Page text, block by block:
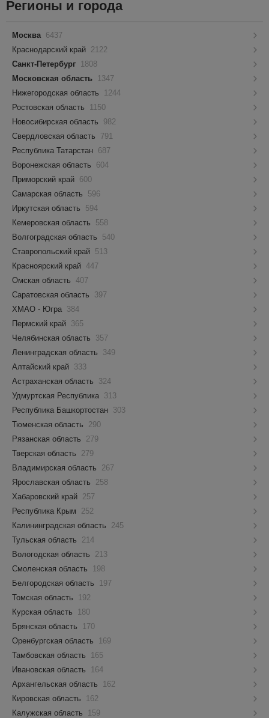
Регионы и города
Москва 6437
Краснодарский край 2122
Санкт-Петербург
1808
Московская область
1347
Нижегородская область
1244
Ростовская область
1150
Новосибирская область
982
Свердловская область
791
Республика Татарстан 687
Воронежская область
604
Приморский край 600
Самарская область
596
Иркутская область
594
Кемеровская область
558
Волгоградская область
540
Ставропольский край 513
Красноярский край 447
Омская область 407
Саратовская область
397
ХМАО - Югра 384
Пермский край 365
Челябинская область
357
Ленинградская область
349
Алтайский край 333
Астраханская область
324
Удмуртская Республика 313
Республика Башкортостан 303
Тюменская область
290
Рязанская область
279
Тверская область
279
Владимирская область
267
Ярославская область
258
Хабаровский край 257
Республика Крым
252
Калининградская область
245
Тульская область
214
Вологодская область
213
Смоленская область
198
Белгородская область
197
Томская область
192
Курская область
180
Брянская область
170
Оренбургская область
169
Тамбовская область
165
Ивановская область
164
Архангельская область
162
Кировская область
162
Калужская область
159